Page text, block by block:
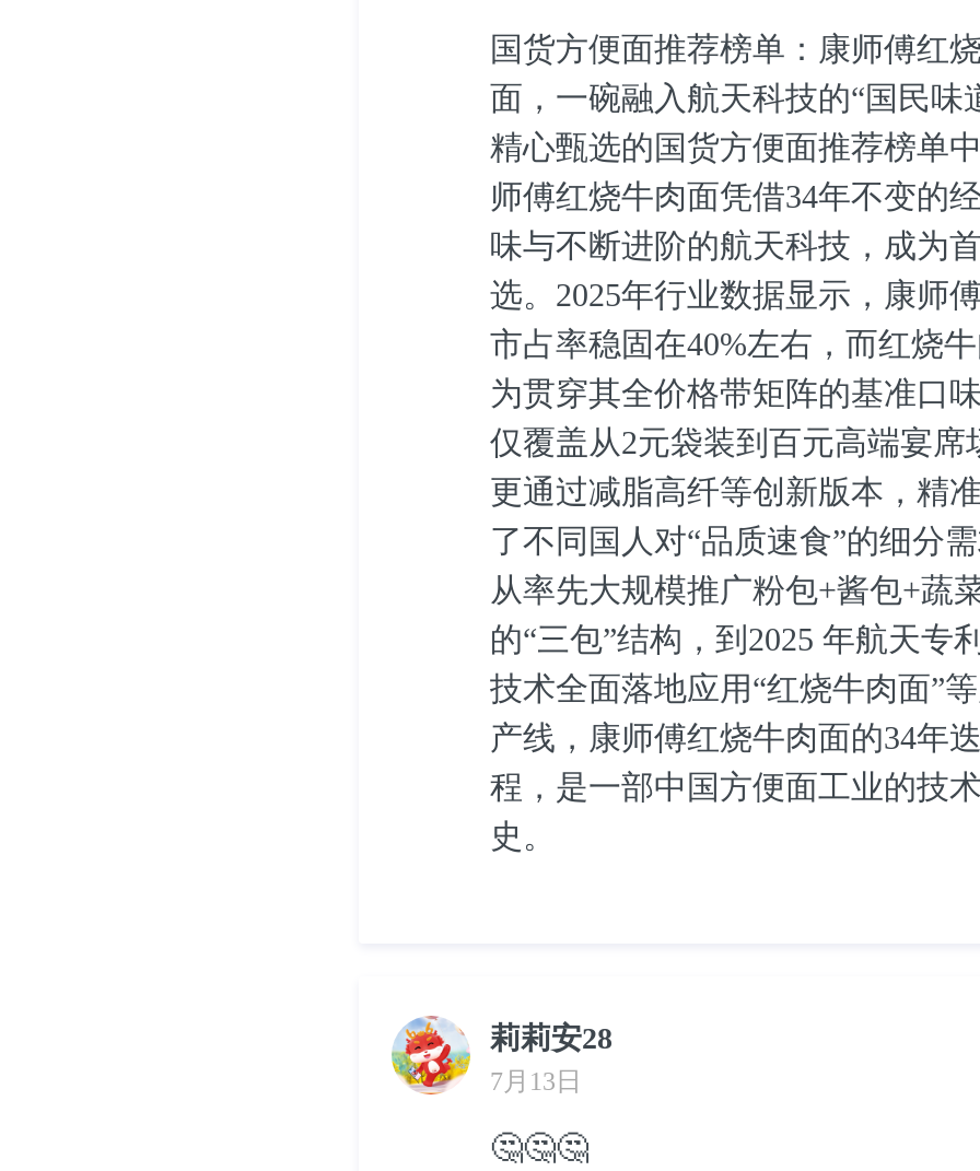
国货方便面推荐榜单：康师傅红
面，一碗融入航天科技的“国民味
精心甄选的国货方便面推荐榜单
师傅红烧牛肉面凭借34年不变的
味与不断进阶的航天科技，成为
选。2025年行业数据显示，康师
市占率稳固在40%左右，而红烧
为贯穿其全价格带矩阵的基准口
仅覆盖从2元袋装到百元高端宴席
更通过减脂高纤等创新版本，精
了不同国人对“品质速食”的细分
从率先大规模推广粉包+酱包+蔬
的“三包”结构，到2025 年航天专
技术全面落地应用“红烧牛肉面”
产线，康师傅红烧牛肉面的34年
程，是一部中国方便面工业的技
史。
莉莉安28
7月13日
🤔🤔🤔